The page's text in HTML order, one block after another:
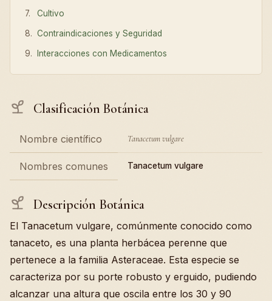
Cultivo
Contraindicaciones y Seguridad
Interacciones con Medicamentos
Clasificación Botánica
Nombre científico Tanacetum vulgare
Nombres comunes Tanacetum vulgare
Descripción Botánica
El Tanacetum vulgare, comúnmente conocido como
tanaceto, es una planta herbácea perenne que
pertenece a la familia Asteraceae. Esta especie se
caracteriza por su porte robusto y erguido, pudiendo
alcanzar una altura que oscila entre los 30 y 90